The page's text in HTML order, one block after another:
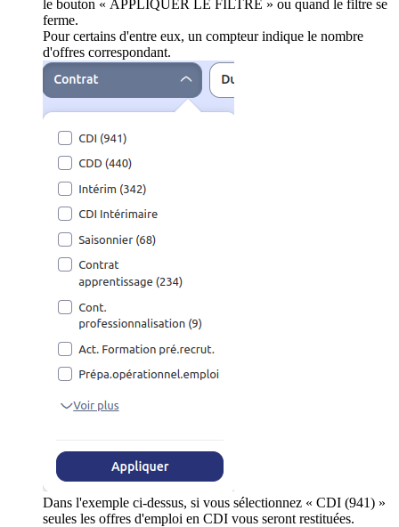
le bouton « APPLIQUER LE FILTRE » ou quand le filtre se
ferme.
Pour certains d'entre eux, un compteur indique le nombre
d'offres correspondant.
Dans l'exemple ci-dessus, si vous sélectionnez « CDI (941) »
seules les offres d'emploi en CDI vous seront restituées.